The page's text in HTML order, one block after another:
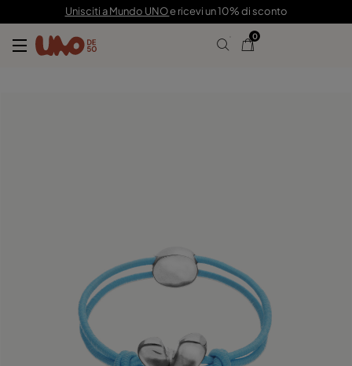
Unisciti a Mundo UNOe ricevi un 10% di sconto
0